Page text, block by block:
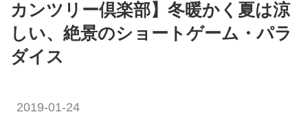
カンツリー倶楽部】冬暖かく夏は涼
しい、絶景のショートゲーム・パラ
ダイス
2019-01-24